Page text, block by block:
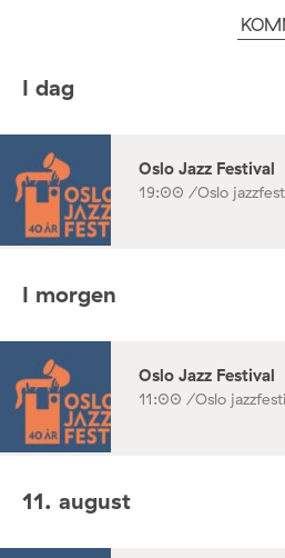
I dag
Oslo Jazz Festival
19:00 /Oslo
I morgen
Oslo Jazz Festival
11:00 /Oslo
11. august